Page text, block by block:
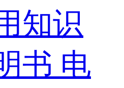
知识
书 电